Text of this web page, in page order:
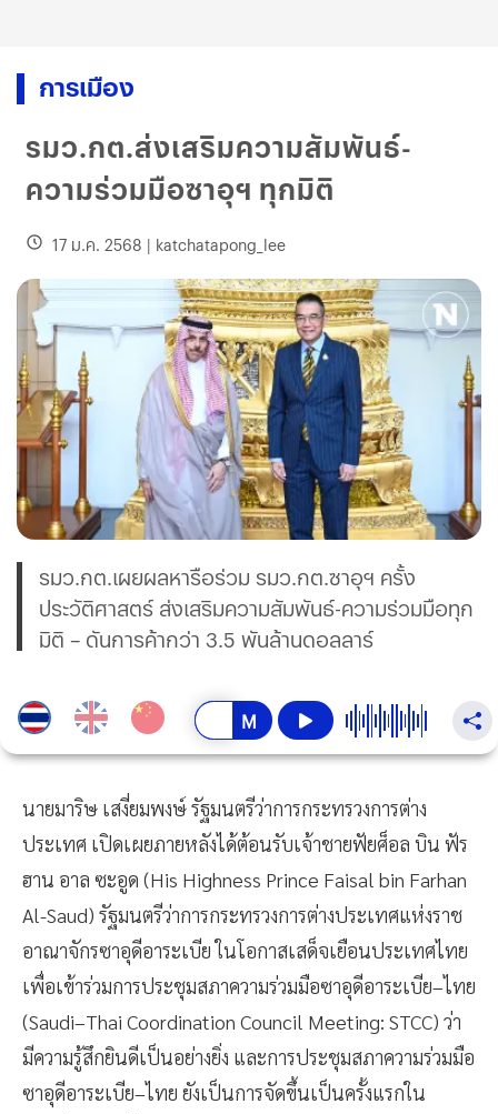
การเมือง
รมว.กต.ส่งเสริมความสัมพันธ์-
ความร่วมมือซาอุฯ ทุกมิติ
17 ม.ค. 2568 | katchatapong_lee
รมว.กต.เผยผลหารือร่วม รมว.กต.ซาอุฯ ครั้ง
ประวัติศาสตร์ ส่งเสริมความสัมพันธ์-ความร่วมมือทุก
มิติ – ดันการค้ากว่า 3.5 พันล้านดอลลาร์
นายมาริษ เสงี่ยมพงษ์ รัฐมนตรีว่าการกระทรวงการต่าง
ประเทศ เปิดเผยภายหลังได้ต้อนรับเจ้าชายฟัยศ็อล บิน ฟัร
ฮาน อาล ซะอูด (His Highness Prince Faisal bin Farhan
Al-Saud) รัฐมนตรีว่าการกระทรวงการต่างประเทศแห่งราช
อาณาจักรซาอุดีอาระเบีย ในโอกาสเสด็จเยือนประเทศไทย
เพื่อเข้าร่วมการประชุมสภาความร่วมมือซาอุดีอาระเบีย–ไทย
(Saudi–Thai Coordination Council Meeting: STCC) ว่า
มีความรู้สึกยินดีเป็นอย่างยิ่ง และการประชุมสภาความร่วมมือ
ซาอุดีอาระเบีย–ไทย ยังเป็นการจัดขึ้นเป็นครั้งแรกใน